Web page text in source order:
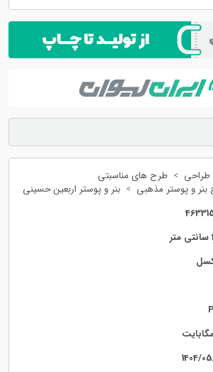
طراحی
طرح های مناسبتی
و پوستر مذهبی
بنر و پوستر اربعین حسینی
1404/